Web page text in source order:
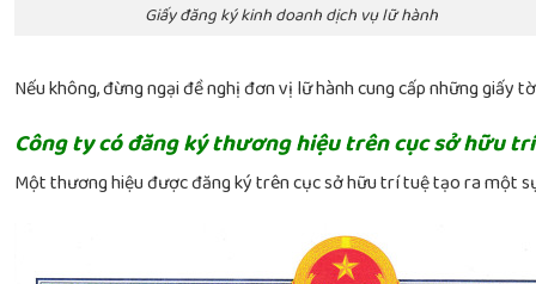
Giấy đăng ký kinh doanh dịch vụ lữ hành
Nếu không, đừng ngại đề nghị đơn vị lữ hành cung cấp những
Công ty có đăng ký thương hiệu trên cục sở hữu
Một thương hiệu được đăng ký trên cục sở hữu trí tuệ tạo ra một